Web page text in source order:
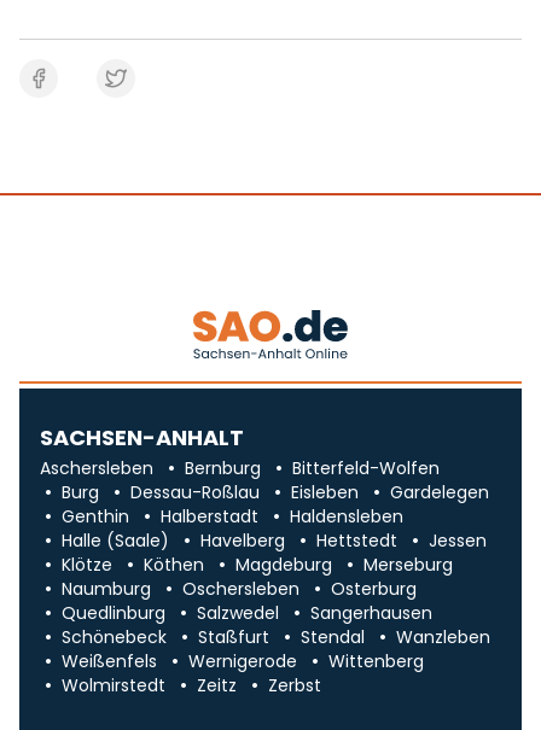
SACHSEN-ANHALT
Aschersleben Bernburg
Bitterfeld-Wolfen
Burg
Dessau-Roßlau Eisleben
Gardelegen
Genthin
Halberstadt
Haldensleben
Halle (Saale)
Havelberg Hettstedt
Jessen
Klötze
Köthen Magdeburg
Merseburg
Naumburg
Oschersleben
Osterburg
Quedlinburg
Salzwedel
Sangerhausen
Schönebeck
Staßfurt Stendal
Wanzleben
Weißenfels
Wernigerode
Wittenberg
Wolmirstedt
Zeitz Zerbst